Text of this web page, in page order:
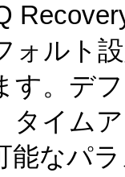
ォルト
す。デ
タイム
能なパ